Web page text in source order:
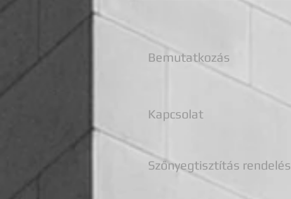
Kapcsolat
Bemutatkozás
Szőnyegtisztítás rendelés